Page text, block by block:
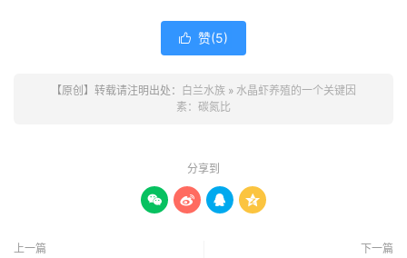
 赞(5)
【原创】转载请注明出处： 白兰水族 » 水晶虾养殖的一个关键因
素：碳氮比
分享到
   
上一篇 下一篇